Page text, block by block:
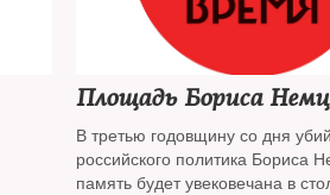
Площадь Бориса
В третью годовщину со дня
российского политика Бориса
память будет увековечана в